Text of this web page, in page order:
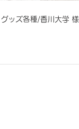
グッズ各種/香川大学 様